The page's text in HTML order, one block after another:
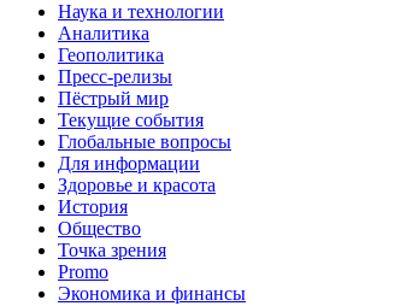
Наука и технологии
Аналитика
Геополитика
Пресс-релизы
Пёстрый мир
Текущие события
Глобальные вопросы
Для информации
Здоровье и красота
История
Общество
Точка зрения
Promo
Экономика и финансы